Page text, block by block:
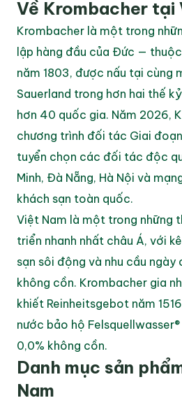
Về Krombacher tại
Krombacher là một trong
lập hàng đầu của Đức —
năm 1803, được nấu tại cùng
Sauerland trong hơn hai thế
hơn 40 quốc gia. Năm 2026,
chương trình đối tác Giai
tuyển chọn các đối tác độc
Minh, Đà Nẵng, Hà Nội và
khách sạn toàn quốc.
Việt Nam là một trong những
triển nhanh nhất châu Á, với
sạn sôi động và nhu cầu
không cồn. Krombacher gia
khiết Reinheitsgebot năm
nước bảo hộ
0,0% không cồn.
Danh mục sản
Nam